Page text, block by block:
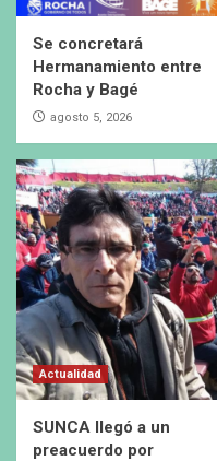
Se concretará
Hermanamiento entre
Rocha y Bagé
agosto 5, 2026
Actualidad
SUNCA llegó a un
preacuerdo por